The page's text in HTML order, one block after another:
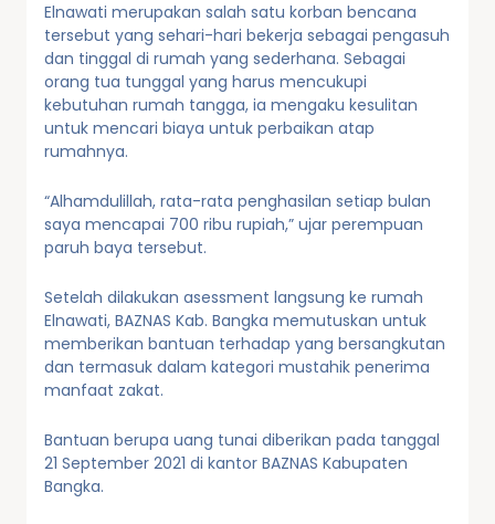
Elnawati merupakan salah satu korban bencana
tersebut yang sehari-hari bekerja sebagai pengasuh
dan tinggal di rumah yang sederhana. Sebagai
orang tua tunggal yang harus mencukupi
kebutuhan rumah tangga, ia mengaku kesulitan
untuk mencari biaya untuk perbaikan atap
rumahnya.
“Alhamdulillah, rata-rata penghasilan setiap bulan
saya mencapai 700 ribu rupiah,” ujar perempuan
paruh baya tersebut.
Setelah dilakukan asessment langsung ke rumah
Elnawati, BAZNAS Kab. Bangka memutuskan untuk
memberikan bantuan terhadap yang bersangkutan
dan termasuk dalam kategori mustahik penerima
manfaat zakat.
Bantuan berupa uang tunai diberikan pada tanggal
21 September 2021 di kantor BAZNAS Kabupaten
Bangka.